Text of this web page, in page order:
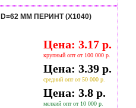
ММ ПЕРИНТ (Х1040)
Цена: 3.17 р.
крупный опт от 100 000 р.
Цена: 3.39 р.
средний опт от 50 000 р.
Цена: 3.8 р.
мелкий опт от 10 000 р.